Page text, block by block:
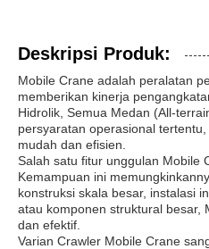
Deskripsi Produk:
Mobile Crane adalah peralatan
memberikan kinerja
Hidrolik, Semua Medan (All-
persyaratan operasional
mudah dan efisien.
Salah satu fitur unggulan Mobile
Kemampuan ini
konstruksi skala besar, instalasi
atau komponen struktural besar,
dan efektif.
Varian Crawler Mobile Crane